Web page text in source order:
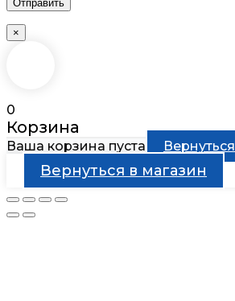
×
0
Корзина
Ваша корзина пуста Вернуться
Вернуться в магазин